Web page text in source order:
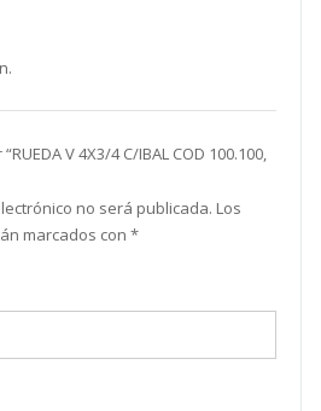
V 4X3/4 C/IBAL COD 100.100,
no será publicada. Los
marcados con *